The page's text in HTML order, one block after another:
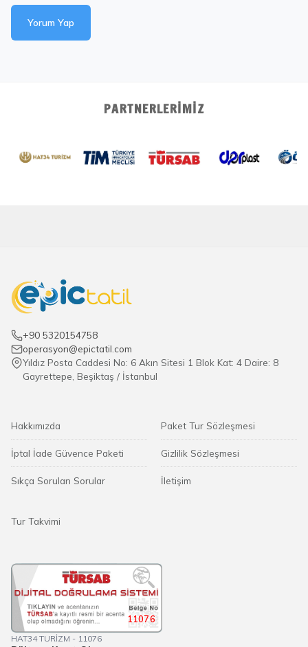
Yorum Yap
PARTNERLERIMIZ
+90 5320154758
operasyon@epictatil.com
Yıldız Posta Caddesi No: 6 Akın Sitesi 1 Blok Kat: 4 Daire: 8
Gayrettepe, Beşiktaş / İstanbul
Hakkımızda
İptal İade Güvence Paketi
Sıkça Sorulan Sorular
Paket Tur Sözleşmesi
Gizlilik Sözleşmesi
İletişim
Tur Takvimi
11076
HAT34 TURİZM - 11076